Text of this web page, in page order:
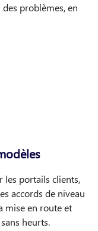
problèmes, en
les portails clients,
accords de niveau
mise en route et
heurts​​.